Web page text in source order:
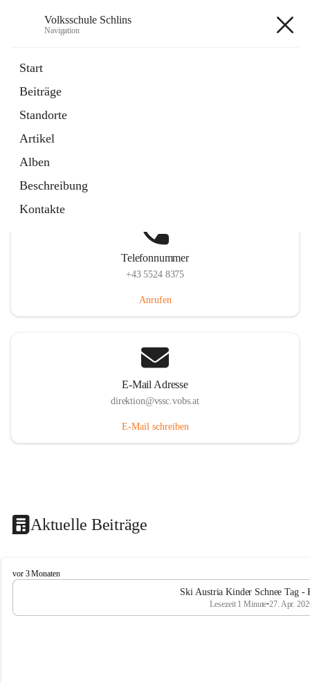
Volksschule Schlins
Navigation
Start
Beiträge
Standorte
Artikel
Alben
Beschreibung
Kontakte
Telefonnummer
+43 5524 8375
Anrufen
E-Mail Adresse
direktion@vssc.vobs.at
E-Mail schreiben
Aktuelle Beiträge
V
o
k
vor 3 Monaten
Ski Austria Kinder Schnee Tag -
Lesezeit 1 Minute•27. Apr.